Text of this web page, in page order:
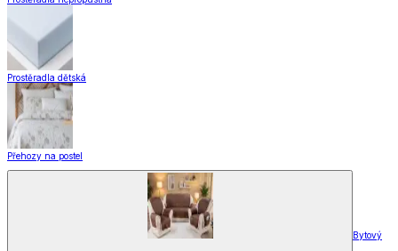
Prostěradla dětská
Přehozy na postel
Bytový